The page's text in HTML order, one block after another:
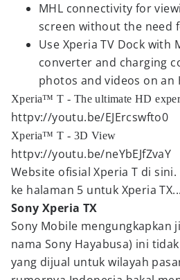
MHL connectivity for
screen without the need
Use Xperia TV Dock with
converter and charging
photos and videos on an
Xperia™ T - The ultimate HD
httpv://youtu.be/EJErcswfto0
Xperia™ T - 3D View
httpv://youtu.be/neYbEJfZvaY
Website ofisial Xperia T di sini.
ke halaman 5 untuk Xperia TX...
Sony Xperia TX
Sony Mobile mengungkapkan
nama Sony Hayabusa) ini
yang dijual untuk wilayah